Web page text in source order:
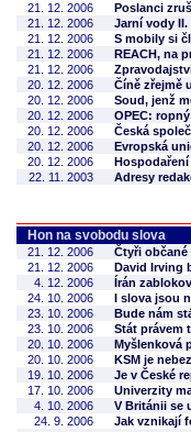
21. 12. 2006
Poslanci
21. 12. 2006
Jarní vody II.
21. 12. 2006
S mobily si
21. 12. 2006
REACH, na
21. 12. 2006
20. 12. 2006
Číně zřejmě
20. 12. 2006
Soud, jenž
20. 12. 2006
OPEC:
20. 12. 2006
Česká
20. 12. 2006
Evropská
20. 12. 2006
Hospodaření
22. 11. 2003
Adresy
Hon na svobodu slova
21. 12. 2006
Čtyři
21. 12. 2006
David Irving
4. 12. 2006
Írán
24. 10. 2006
I slova jsou
23. 10. 2006
Bude nám
23. 10. 2006
Stát právem
20. 10. 2006
Myšlenková
20. 10. 2006
KSM je
19. 10. 2006
Je v České
17. 10. 2006
Univerzity
4. 10. 2006
V Británii se
24. 9. 2006
Jak vznikají